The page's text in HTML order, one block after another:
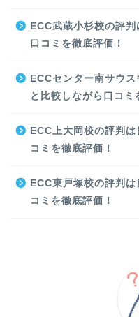
ECC武蔵小杉校の評
口コミを徹底評価！
ECCセンター南サウ
と比較しながら口コミ
ECC上大岡校の評判
コミを徹底評価！
ECC東戸塚校の評判
コミを徹底評価！